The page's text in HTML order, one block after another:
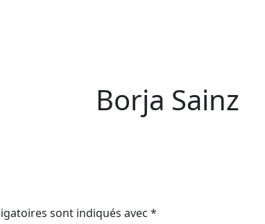
Borja Sainz
sont indiqués avec *